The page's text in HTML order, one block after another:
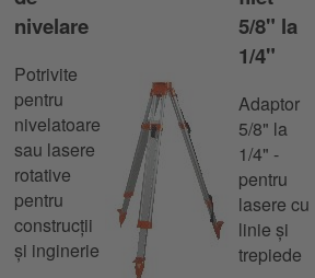
nivelare
Potrivite
pentru
nivelatoare
sau lasere
rotative
pentru
construcții
și inginerie
5/8" la
1/4"
Adaptor
5/8" la
1/4" -
pentru
lasere cu
linie și
trepiede